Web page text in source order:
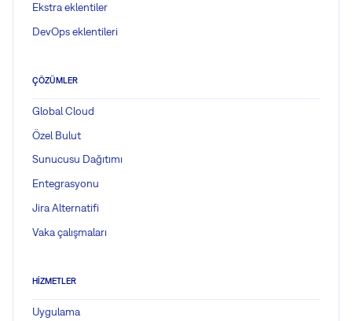
Ekstra eklentiler
DevOps eklentileri
ÇÖZÜMLER
Global Cloud
Özel Bulut
Sunucusu Dağıtımı
Entegrasyonu
Jira Alternatifi
Vaka çalışmaları
HIZMETLER
Uygulama